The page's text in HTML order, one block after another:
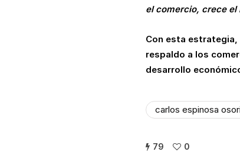
el comercio, crece el
Con esta
respaldo a los
desarrollo
carlos espinosa
79 0